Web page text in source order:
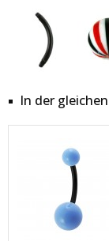
In der